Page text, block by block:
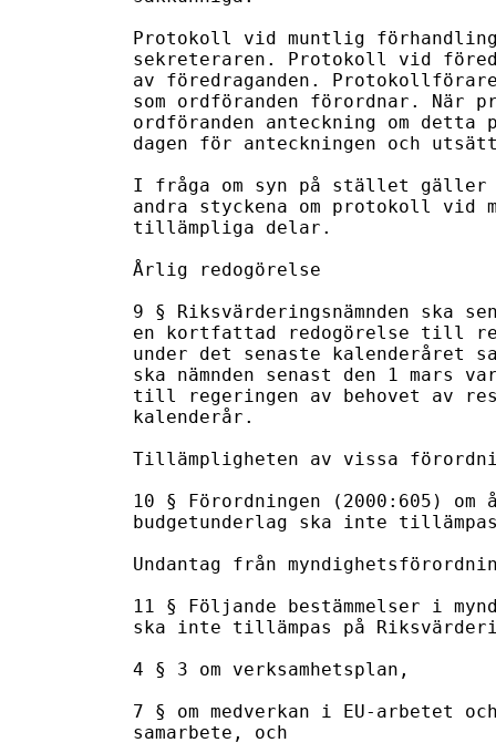
Protokoll vid muntlig
sekreteraren. Protokoll vid
av föredraganden.
som ordföranden förordnar. När
ordföranden anteckning om detta
dagen för anteckningen och
I fråga om syn på stället gäller
andra styckena om protokoll
tillämpliga delar.
Årlig redogörelse
9 § Riksvärderingsnämnden ska
en kortfattad redogörelse till
under det senaste kalenderåret
ska nämnden senast den 1 mars
till regeringen av behovet av
kalenderår.
Tillämpligheten av vissa
10 § Förordningen (2000:605) om
budgetunderlag ska inte
Undantag från
11 § Följande bestämmelser i
ska inte tillämpas på
4 § 3 om verksamhetsplan,
7 § om medverkan i EU-arbetet
samarbete, och